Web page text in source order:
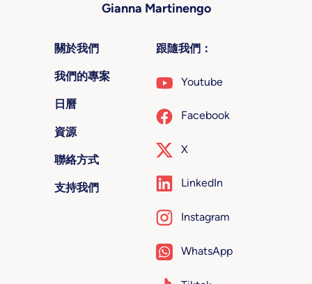
Gianna Martinengo
關於我們
我們的專案
日曆
資源
聯絡方式
支持我們
跟隨我們：
Youtube
Facebook
X
LinkedIn
Instagram
WhatsApp